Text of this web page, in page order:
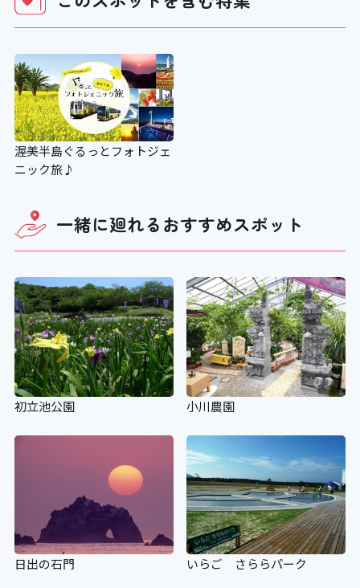
渥美半島ぐるっとフォトジェ
ニック旅♪
一緒に廻れるおすすめスポット
初立池公園 小川農園
日出の石門 いらご さららパーク